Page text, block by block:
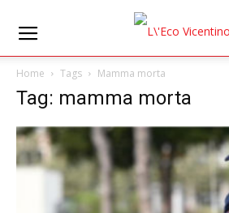
Home Tags Mamma morta
Tag: mamma morta